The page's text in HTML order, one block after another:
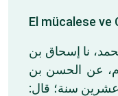
El mücalese ve
محمد، نا إسحاق بن
عن الحسن بن
سنة؛ قال: